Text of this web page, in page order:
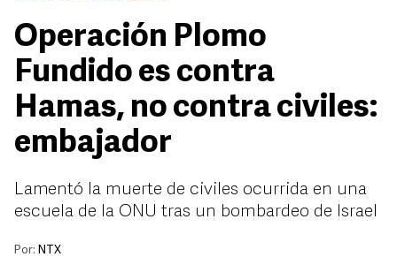
Operación Plomo
Fundido es contra
Hamas, no contra civiles:
embajador
Lamentó la muerte de civiles ocurrida en una
escuela de la ONU tras un bombardeo de Israel
Por: NTX